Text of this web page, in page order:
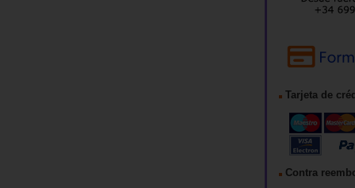
Tarjeta de
Contra